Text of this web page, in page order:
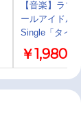
【音楽】ラブ
ールアイドル
Single「タイ
￥1,980